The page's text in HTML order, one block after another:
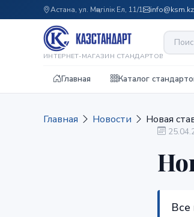
Астана, ул. Мәңгілік Ел, 11/1 info@ksm.kz
ИНТЕРНЕТ-МАГАЗИН СТАНДАРТОВ
Главная Каталог
Главная Новости Новая
Все